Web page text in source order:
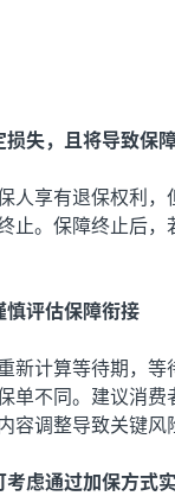
失，且将导致保
人享有退保权利
止。保障终止后
评估保障衔接
新计算等待期，
单不同。建议消
容调整导致关键风
虑通过加保方式